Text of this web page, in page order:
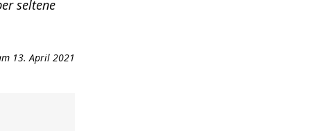
seltene
13. April 2021